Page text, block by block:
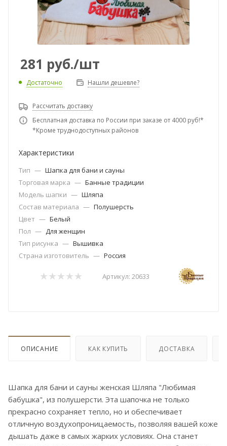
281 руб./шт
Достаточно Нашли дешевле?
Рассчитать доставку
Бесплатная доставка по России при заказе от 4000 руб!*
*Кроме труднодоступных районов
Характеристики
Тип — Шапка для бани и сауны
Торговая марка — Банные традиции
Модель шапки — Шляпа
Состав материала — Полушерсть
Цвет — Белый
Пол — Для женщин
Тип рисунка — Вышивка
Страна изготовитель — Россия
Артикул: 20633
ОПИСАНИЕ КАК КУПИТЬ ДОСТАВКА
Шапка для бани и сауны женская Шляпа "Любимая
бабушка", из полушерсти. Эта шапочка не только
прекрасно сохраняет тепло, но и обеспечивает
отличную воздухопроницаемость, позволяя вашей коже
дышать даже в самых жарких условиях. Она станет